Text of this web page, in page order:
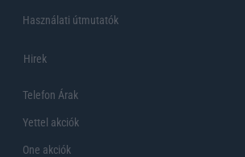
Használati útmutatók
Hirek
Telefon Árak
Yettel akciók
One akciók